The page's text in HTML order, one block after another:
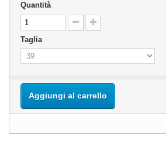
Quantità
Taglia
Aggiungi al carrello